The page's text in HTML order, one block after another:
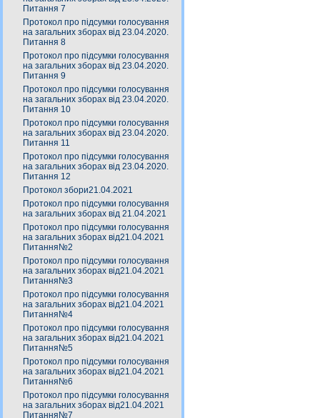
Питання 7
Протокол про підсумки голосування
на загальних зборах від 23.04.2020.
Питання 8
Протокол про підсумки голосування
на загальних зборах від 23.04.2020.
Питання 9
Протокол про підсумки голосування
на загальних зборах від 23.04.2020.
Питання 10
Протокол про підсумки голосування
на загальних зборах від 23.04.2020.
Питання 11
Протокол про підсумки голосування
на загальних зборах від 23.04.2020.
Питання 12
Протокол збори21.04.2021
Протокол про підсумки голосування
на загальних зборах від 21.04.2021
Протокол про підсумки голосування
на загальних зборах від21.04.2021
Питання№2
Протокол про підсумки голосування
на загальних зборах від21.04.2021
Питання№3
Протокол про підсумки голосування
на загальних зборах від21.04.2021
Питання№4
Протокол про підсумки голосування
на загальних зборах від21.04.2021
Питання№5
Протокол про підсумки голосування
на загальних зборах від21.04.2021
Питання№6
Протокол про підсумки голосування
на загальних зборах від21.04.2021
Питання№7